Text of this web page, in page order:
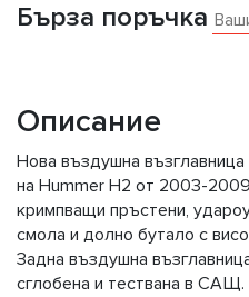
Бърза поръчка
Описание
Нова въздушна
на Hummer H2 от 2003-
кримпващи пръстени,
смола и долно бутало с
Задна въздушна
сглобена и тествана в САЩ.